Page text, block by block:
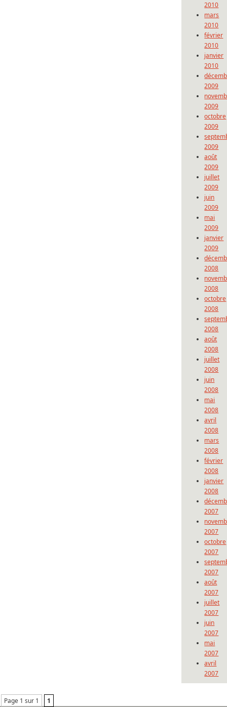
2010
mars
2010
février
2010
janvier
2010
2009
2009
octobre
2009
2009
août
2009
juillet
2009
juin
2009
mai
2009
janvier
2009
2008
2008
octobre
2008
2008
août
2008
juillet
2008
juin
2008
mai
2008
avril
2008
mars
2008
février
2008
janvier
2008
2007
2007
octobre
2007
2007
août
2007
juillet
2007
juin
2007
mai
2007
avril
2007
Page 1 sur 1 1